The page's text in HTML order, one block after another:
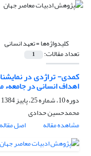
کلیدواژه‌ها =تعهد انسانی
تعداد مقالات: 1
کمدی- تراژدی در
اهداف انسانی در جامعهء
دوره 10، شماره 25، پاییز 1384
محمدحسین حدادى
مشاهده مقاله
اصل مقاله